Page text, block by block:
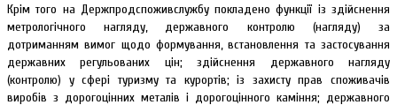
Крім того на Держпродспоживслужбу покладено функції із здійснення
метрологічного нагляду, державного контролю (нагляду) за
дотриманням вимог щодо формування, встановлення та застосування
державних регульованих цін; здійснення державного нагляду
(контролю) у сфері туризму та курортів; із захисту прав споживачів
виробів з дорогоцінних металів і дорогоцінного каміння; державного